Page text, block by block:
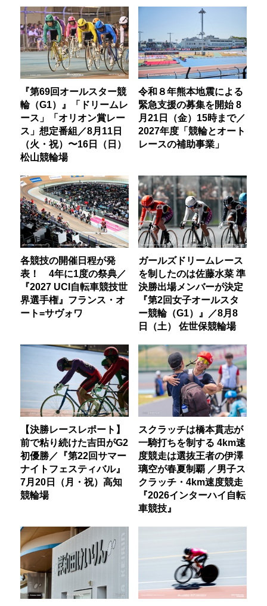
『第69回オールスター競
輪（G1）』「ドリームレ
ース」「オリオン賞レー
ス」想定番組／8月11日
（火・祝）〜16日（日）
松山競輪場
令和８年熊本地震による
緊急支援の募集を開始 8
月21日（金）15時まで／
2027年度「競輪とオート
レースの補助事業」
各競技の開催日程が発
表！ 4年に1度の祭典／
『2027 UCI自転車競技世
界選手権』フランス・オ
ート=サヴォワ
ガールズドリームレース
を制したのは佐藤水菜 準
決勝出場メンバーが決定
『第2回女子オールスタ
ー競輪（G1）』／8月8
日（土） 佐世保競輪場
【決勝レースレポート】
前で粘り続けた吉田がG2
初優勝／『第22回サマー
ナイトフェスティバル』
7月20日（月・祝）高知
競輪場
スクラッチは橋本貫志が
一騎打ちを制する 4km速
度競走は選抜王者の伊澤
璃空が春夏制覇 ／男子ス
クラッチ・4km速度競走
『2026インターハイ自転
車競技』